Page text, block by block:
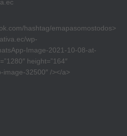
hashtag/emapasomostodos>
wp-
Image-2021-10-08-at-
height=”164″
image-32500″ /></a>